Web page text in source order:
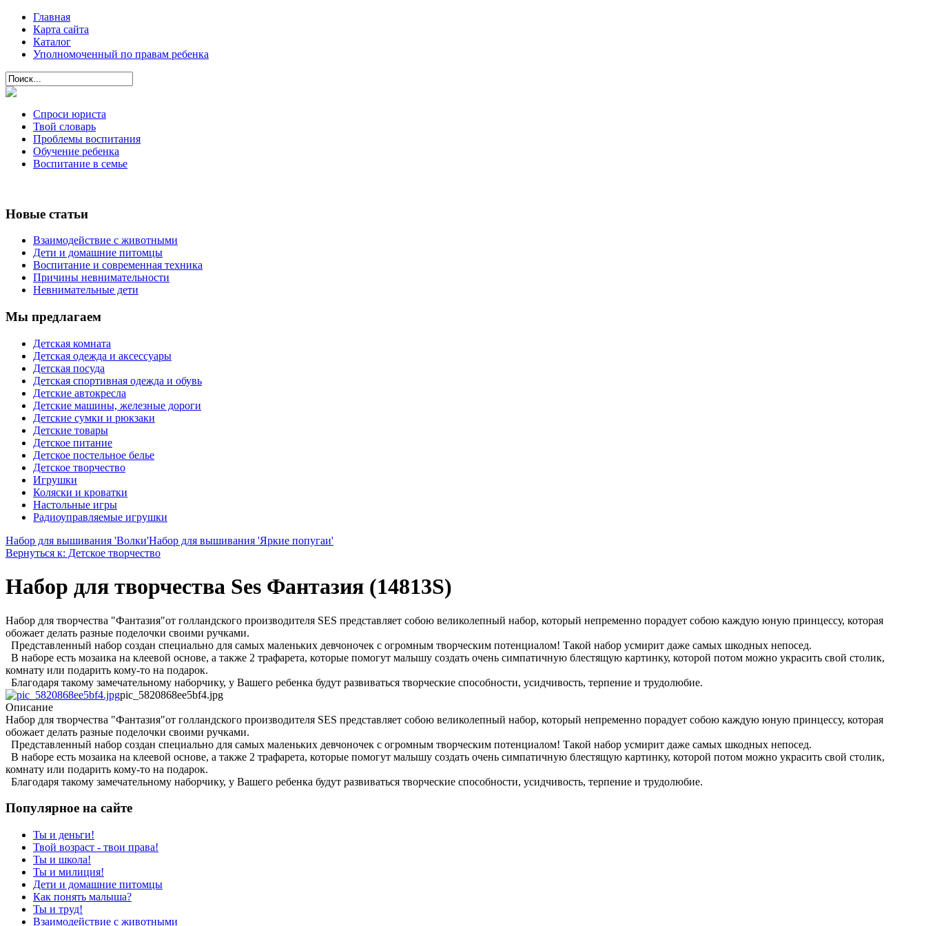
Главная
Карта сайта
Каталог
Уполномоченный по правам ребенка
Спроси юриста
Твой словарь
Проблемы воспитания
Обучение ребенка
Воспитание в семье
Новые статьи
Взаимодействие с животными
Дети и домашние питомцы
Воспитание и современная техника
Причины невнимательности
Невнимательные дети
Мы предлагаем
Детская комната
Детская одежда и аксессуары
Детская посуда
Детская спортивная одежда и обувь
Детские автокресла
Детские машины, железные дороги
Детские сумки и рюкзаки
Детские товары
Детское питание
Детское постельное белье
Детское творчество
Игрушки
Коляски и кроватки
Настольные игры
Радиоуправляемые игрушки
Набор для вышивания 'Волки'Набор для вышивания 'Яркие попугаи'
Вернуться к: Детское творчество
Набор для творчества Ses Фантазия (14813S)
Набор для творчества "Фантазия"от голландского производителя SES представляет собою великолепный набор, который непременно порадует собою каждую юную принцессу, которая
обожает делать разные поделочки своими ручками.
Представленный набор создан специально для самых маленьких девчоночек с огромным творческим потенциалом! Такой набор усмирит даже самых шкодных непосед.
В наборе есть мозаика на клеевой основе, а также 2 трафарета, которые помогут малышу создать очень симпатичную блестящую картинку, которой потом можно украсить свой столик,
комнату или подарить кому-то на подарок.
Благодаря такому замечательному наборчику, у Вашего ребенка будут развиваться творческие способности, усидчивость, терпение и трудолюбие.
pic_5820868ee5bf4.jpg
Описание
Набор для творчества "Фантазия"от голландского производителя SES представляет собою великолепный набор, который непременно порадует собою каждую юную принцессу, которая
обожает делать разные поделочки своими ручками.
Представленный набор создан специально для самых маленьких девчоночек с огромным творческим потенциалом! Такой набор усмирит даже самых шкодных непосед.
В наборе есть мозаика на клеевой основе, а также 2 трафарета, которые помогут малышу создать очень симпатичную блестящую картинку, которой потом можно украсить свой столик,
комнату или подарить кому-то на подарок.
Благодаря такому замечательному наборчику, у Вашего ребенка будут развиваться творческие способности, усидчивость, терпение и трудолюбие.
Популярное на сайте
Ты и деньги!
Твой возраст - твои права!
Ты и школа!
Ты и милиция!
Дети и домашние питомцы
Как понять малыша?
Ты и труд!
Взаимодействие с животными